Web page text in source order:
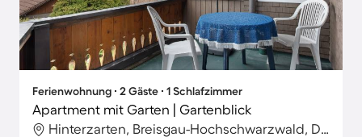
Ferienwohnung ∙ 2 Gäste ∙ 1 Schlafzimmer
Apartment mit Garten | Gartenblick
Hinterzarten, Breisgau-Hochschwarzwald, Deutschland